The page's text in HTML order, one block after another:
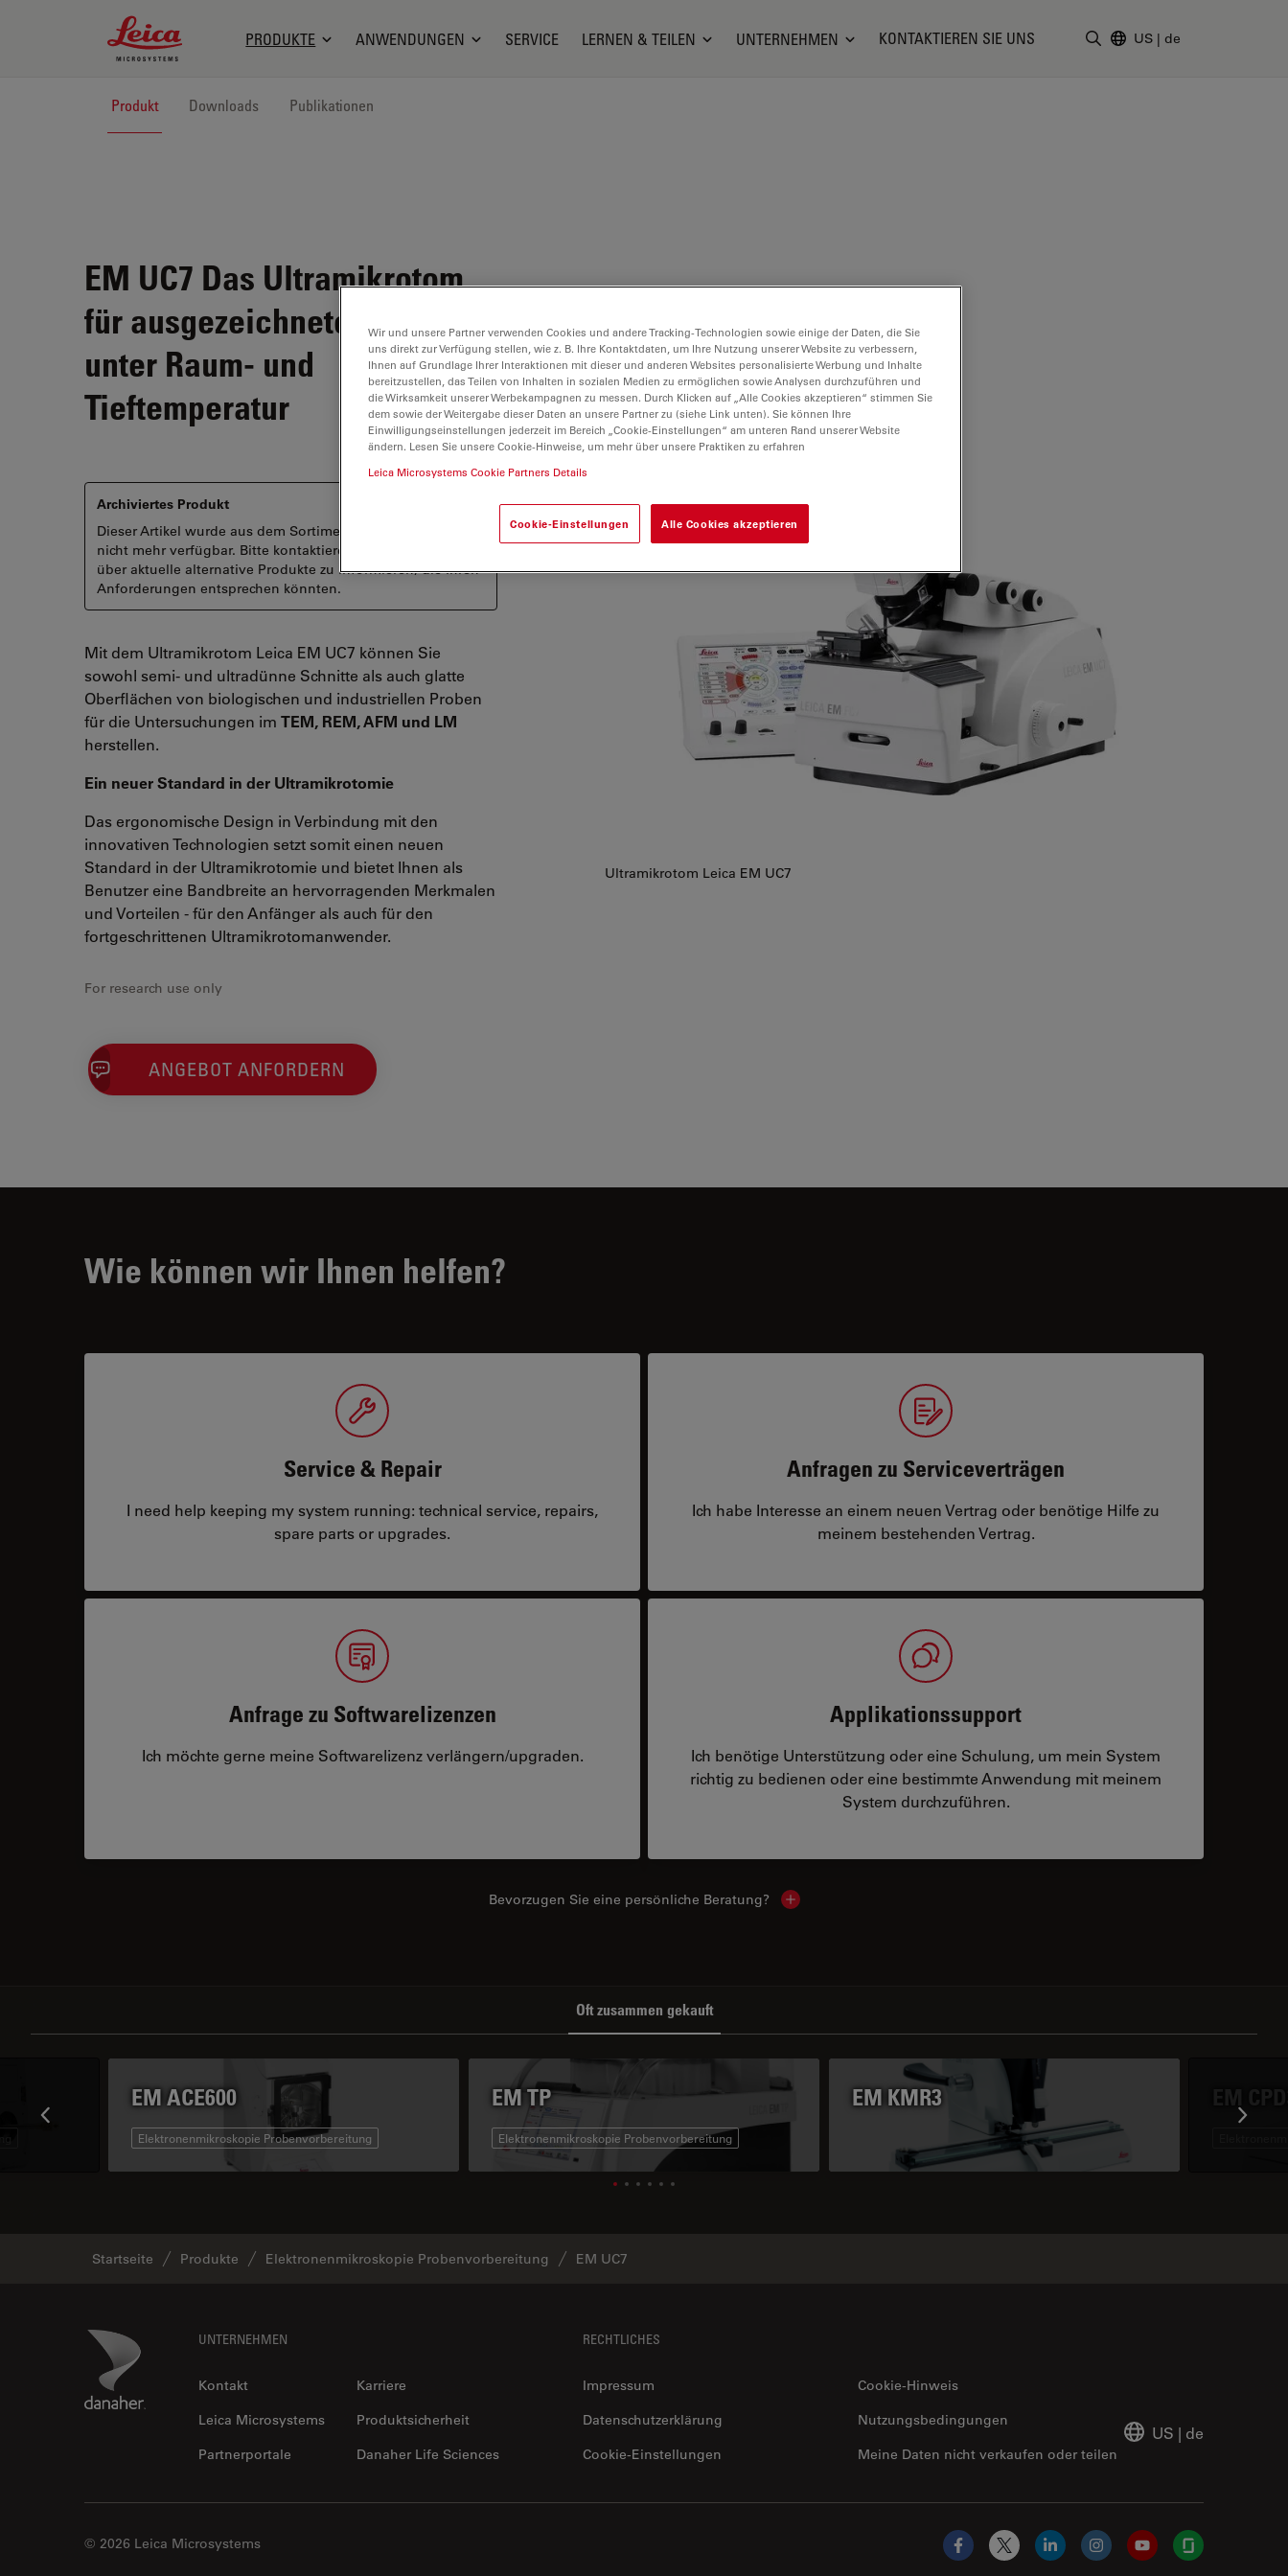
Leica Microsystems Logo
PRODUKTE ANWENDUNGEN SERVICE LERNEN & TEILEN UNTERNEHMEN KONTAKTIEREN SIE UNS US | de
Produkt Downloads Publikationen
EM UC7 Das Ultramikrotom
für ausgezeichnete Schnitte
unter Raum- und
Tieftemperatur
Archiviertes Produkt
Dieser Artikel wurde aus dem Sortiment genommen und ist
nicht mehr verfügbar. Bitte kontaktieren Sie uns, um sich
über aktuelle alternative Produkte zu informieren, die Ihren
Anforderungen entsprechen könnten.
Mit dem Ultramikrotom Leica EM UC7 können Sie
sowohl semi- und ultradünne Schnitte als auch glatte
Oberflächen von biologischen und industriellen Proben
für die Untersuchungen im TEM, REM, AFM und LM
herstellen.
Ein neuer Standard in der Ultramikrotomie
Das ergonomische Design in Verbindung mit den
innovativen Technologien setzt somit einen neuen
Standard in der Ultramikrotomie und bietet Ihnen als
Benutzer eine Bandbreite an hervorragenden Merkmalen
und Vorteilen - für den Anfänger als auch für den
fortgeschrittenen Ultramikrotomanwender.
For research use only
ANGEBOT ANFORDERN
Ultramikrotom Leica EM UC7
Wie können wir Ihnen helfen?
Service & Repair
I need help keeping my system running: technical service, repairs,
spare parts or upgrades.
Anfragen zu Serviceverträgen
Ich habe Interesse an einem neuen Vertrag oder benötige Hilfe zu
meinem bestehenden Vertrag.
Anfrage zu Softwarelizenzen
Ich möchte gerne meine Softwarelizenz verlängern/upgraden.
Applikationssupport
Ich benötige Unterstützung oder eine Schulung, um mein System
richtig zu bedienen oder eine bestimmte Anwendung mit meinem
System durchzuführen.
Bevorzugen Sie eine persönliche Beratung? Show local contacts
Oft zusammen gekauft
EM ACE600
Elektronenmikroskopie Probenvorbereitung
EM TP
Elektronenmikroskopie Probenvorbereitung
EM KMR3 EM
Startseite Produkte Elektronenmikroskopie Probenvorbereitung EM UC7
Danaher Logo UNTERNEHMEN
Kontakt
Karriere
Leica Microsystems
Produktsicherheit
Partnerportale
Danaher Life Sciences
RECHTLICHES
Impressum
Cookie-Hinweis
Datenschutzerklärung
Meine Daten nicht verkaufen oder teilen
Nutzungsbedingungen
Cookie-Einstellungen
US | de
© 2026 Leica Microsystems
Facebook
X LinkedInInstagramYouTubeGlassdoor
Wir und unsere Partner verwenden Cookies und andere Tracking-Technologien sowie einige der Daten, die Sie
uns direkt zur Verfügung stellen, wie z. B. Ihre Kontaktdaten, um Ihre Nutzung unserer Website zu verbessern,
Ihnen auf Grundlage Ihrer Interaktionen mit dieser und anderen Websites personalisierte Werbung und Inhalte
bereitzustellen, das Teilen von Inhalten in sozialen Medien zu ermöglichen sowie Analysen durchzuführen und
die Wirksamkeit unserer Werbekampagnen zu messen. Durch Klicken auf „Alle Cookies akzeptieren“ stimmen Sie
dem sowie der Weitergabe dieser Daten an unsere Partner zu (siehe Link unten). Sie können Ihre
Einwilligungseinstellungen jederzeit im Bereich „Cookie-Einstellungen“ am unteren Rand unserer Website
ändern. Lesen Sie unsere Cookie-Hinweise, um mehr über unsere Praktiken zu erfahren
Leica Microsystems Cookie Partners Details
Cookie-Einstellungen Alle Cookies akzeptieren